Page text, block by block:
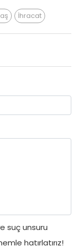
İhracat
suç unsuru
hatırlatırız!